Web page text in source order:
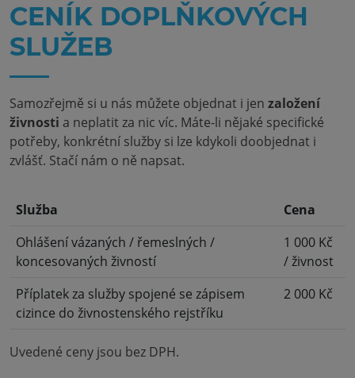
CENÍK DOPLŇKOVÝCH
SLUŽEB
Samozřejmě si u nás můžete objednat i jen založení
živnosti a neplatit za nic víc. Máte-li nějaké specifické
potřeby, konkrétní služby si lze kdykoli doobjednat i
zvlášť. Stačí nám o ně napsat.
Služba
Cena
Ohlášení vázaných / řemeslných /
koncesovaných živností
1 000 Kč
/ živnost
Příplatek za služby spojené se zápisem
cizince do živnostenského rejstříku
2 000 Kč
Uvedené ceny jsou bez DPH.